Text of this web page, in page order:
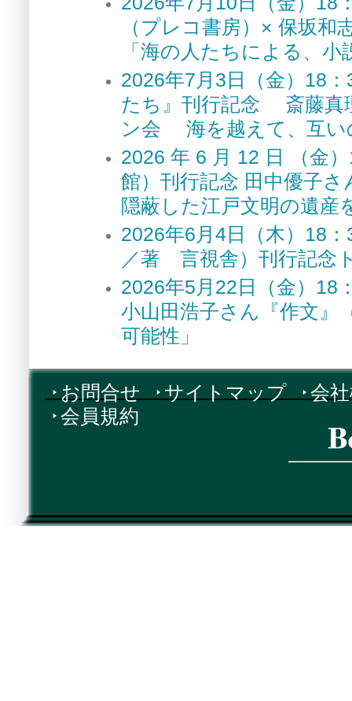
（プレコ書房）× 保坂
「海の人たちによる、
2026年7月3日（金）18
たち』刊行記念 斎藤真
ン会 海を越えて、互い
2026 年 6 月 12 日 （金
館）刊行記念 田中優子
隠蔽した江戸文明の遺産
2026年6月4日（木）18
／著 言視舎）刊行記念
2026年5月22日（金）18
小山田浩子さん『作文』
可能性」
お問合せ サイトマップ
会
会員規約